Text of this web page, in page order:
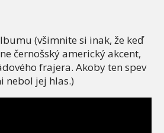
(všimnite si inak, že keď
černošský americký akcent,
frajera. Akoby ten spev
nebol jej hlas.)